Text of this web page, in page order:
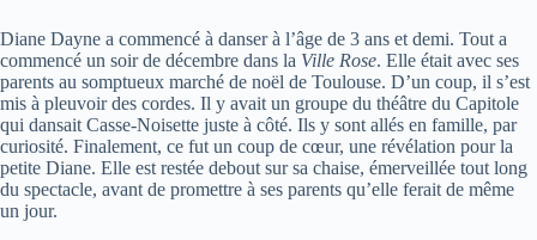
Diane Dayne a commencé à danser à l’âge de 3 ans et demi. Tout a
commencé un soir de décembre dans la Ville Rose. Elle était avec ses
parents au somptueux marché de noël de Toulouse. D’un coup, il s’est
mis à pleuvoir des cordes. Il y avait un groupe du théâtre du Capitole
qui dansait Casse-Noisette juste à côté. Ils y sont allés en famille, par
curiosité. Finalement, ce fut un coup de cœur, une révélation pour la
petite Diane. Elle est restée debout sur sa chaise, émerveillée tout long
du spectacle, avant de promettre à ses parents qu’elle ferait de même
un jour.